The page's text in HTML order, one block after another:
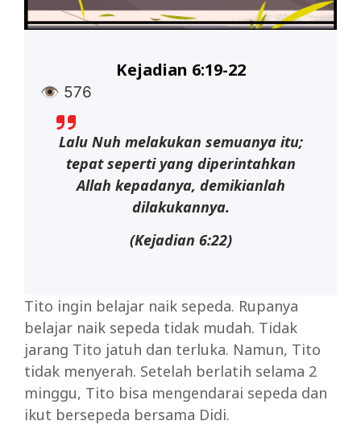
👁 576
Kejadian 6:19-22
Lalu Nuh melakukan semuanya itu;
tepat seperti yang diperintahkan
Allah kepadanya, demikianlah
dilakukannya.
(Kejadian 6:22)
Tito ingin belajar naik sepeda. Rupanya
belajar naik sepeda tidak mudah. Tidak
jarang Tito jatuh dan terluka. Namun, Tito
tidak menyerah. Setelah berlatih selama 2
minggu, Tito bisa mengendarai sepeda dan
ikut bersepeda bersama Didi.